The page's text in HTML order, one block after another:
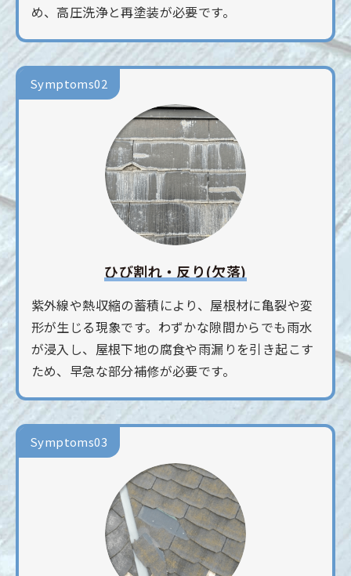
め、高圧洗浄と再塗装が必要です。
Symptoms02
ひび割れ・反り(欠落)
紫外線や熱収縮の蓄積により、屋根材に亀裂や変
形が生じる現象です。わずかな隙間からでも雨水
が浸入し、屋根下地の腐食や雨漏りを引き起こす
ため、早急な部分補修が必要です。
Symptoms03